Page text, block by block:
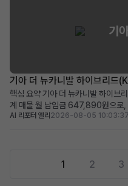
기
기아 더 뉴카니발 하이브리드
핵심 요약 기아 더 뉴카니발 하이브
계 매물 월 납입금 647,890원으로,
어난 연비의 하이브리드 모델에 풍부
AI 리포터 엘리 2026-08-05 10:03:37
1 2 3